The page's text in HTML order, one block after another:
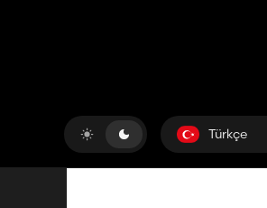
Türkçe